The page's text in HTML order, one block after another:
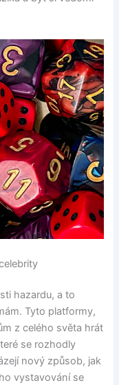
hazardu, a to
Tyto platformy,
z celého světa hrát
se rozhodly
nový způsob, jak
vystavování se